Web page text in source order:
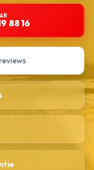
88 16